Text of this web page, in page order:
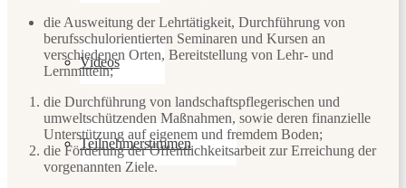
Videos
Teilnehmerstimmen
die Ausweitung der Lehrtätigkeit, Durchführung von
berufsschulorientierten Seminaren und Kursen an
verschiedenen Orten, Bereitstellung von Lehr- und
Lernmitteln;
die Durchführung von landschaftspflegerischen und
umweltschützenden Maßnahmen, sowie deren finanzielle
Unterstützung auf eigenem und fremdem Boden;
die Förderung der Öffentlichkeitsarbeit zur Erreichung der
vorgenannten Ziele.